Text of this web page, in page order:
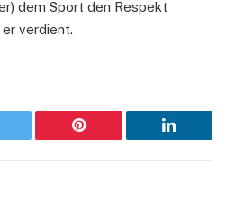
dem Sport den Respekt
verdient.
Pinterest LinkedIn